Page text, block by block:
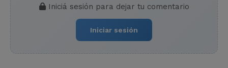
Iniciá sesión para dejar tu comentario
Iniciar sesión